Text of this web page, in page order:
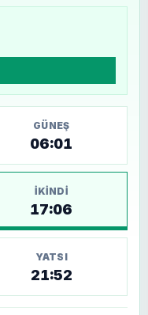
GÜNEŞ
06:01
İKINDI
17:06
YATSI
21:52